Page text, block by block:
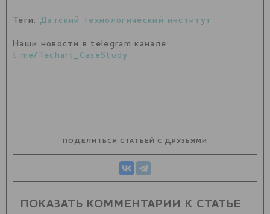
Теги: Датский технологический институт
Наши новости в telegram канале:
t.me/Techart_CaseStudy
ПОДЕЛИТЬСЯ СТАТЬЕЙ С ДРУЗЬЯМИ
ПОКАЗАТЬ КОММЕНТАРИИ К СТАТЬЕ